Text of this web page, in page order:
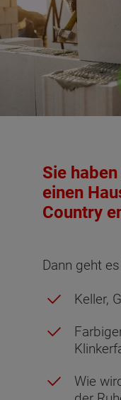
Sie
einen
Country
Dann geht
Keller,
Wie